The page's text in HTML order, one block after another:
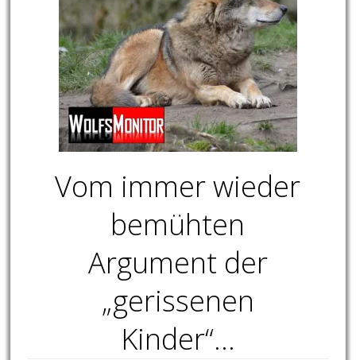
Vom immer wieder
bemühten
Argument der
„gerissenen
Kinder“…